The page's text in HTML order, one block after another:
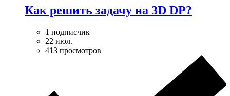
Как решить задачу на 3D DP?
1 подписчик
22 июл.
413 просмотров